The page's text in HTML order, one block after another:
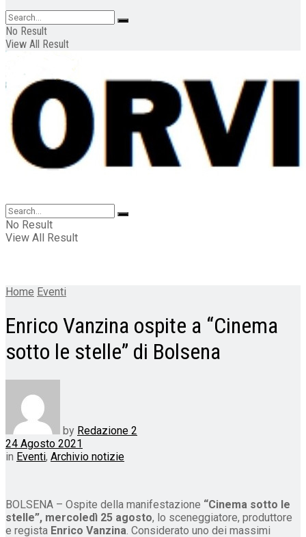
No Result
View All Result
No Result
View All Result
Home Eventi
Enrico Vanzina ospite a “Cinema
sotto le stelle” di Bolsena
by Redazione 2
24 Agosto 2021
in Eventi, Archivio notizie
BOLSENA – Ospite della manifestazione “Cinema sotto le
stelle”, mercoledì 25 agosto, lo sceneggiatore, produttore
e regista Enrico Vanzina. Considerato uno dei massimi